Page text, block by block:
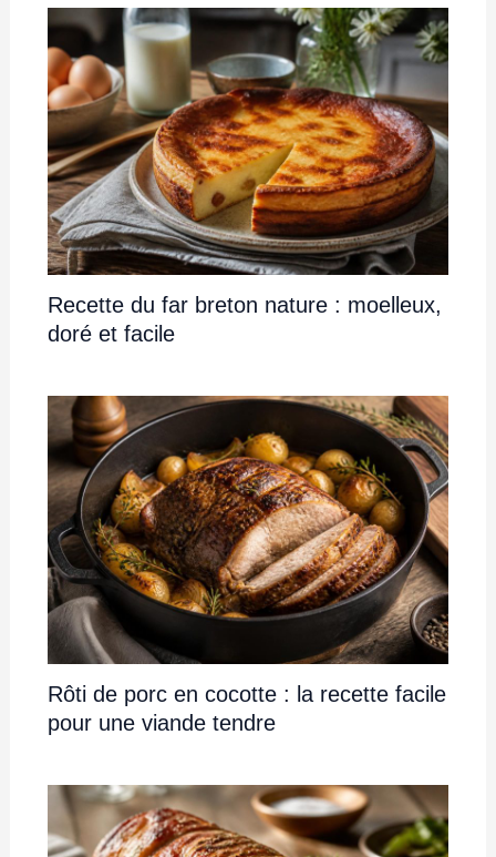
Recette du far breton nature : moelleux,
doré et facile
Rôti de porc en cocotte : la recette facile
pour une viande tendre